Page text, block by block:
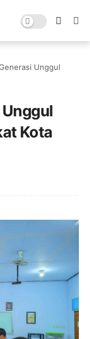
Unggul
Kota